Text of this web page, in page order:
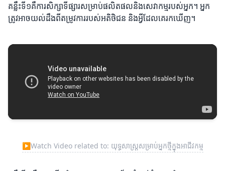
គន្លឹះទី១គឺការសិក្សាទីផ្សារសម្រាប់ផលិតផលនិងសេវាកម្មរបស់អ្នក។ អ្នក
ត្រូវអាចយល់ដឹងពីតម្រូវការរបស់អតិថិជន និងអ្វីដែលគេរកឃើញ។
▶Watch Video related to: យុទ្ធសាស្ត្រសម្រាប់អ្នកថ្មីក្នុងអាជីវកម្ម